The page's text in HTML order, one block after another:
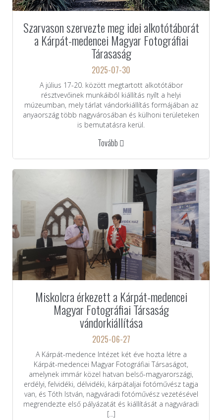
Szarvason szervezte meg idei alkotótáborát
a Kárpát-medencei Magyar Fotográfiai
Tárasaság
2025-07-30
A július 17-20. között megtartott alkotótábor
résztvevőinek munkáiból kiállítás nyílt a helyi
múzeumban, mely tárlat vándorkiállítás formájában az
anyaország több nagyvárosában és külhoni területeken
is bemutatásra kerül.
Tovább
Miskolcra érkezett a Kárpát-medencei
Magyar Fotográfiai Társaság
vándorkiállítása
2025-06-27
A Kárpát-medence Intézet két éve hozta létre a
Kárpát-medencei Magyar Fotográfiai Társaságot,
amelynek immár közel hatvan belső-magyarországi,
erdélyi, felvidéki, délvidéki, kárpátaljai fotóművész tagja
van, és Tóth István, nagyváradi fotóművész vezetésével
megrendezte első pályázatát és kiállítását a nagyváradi
[...]